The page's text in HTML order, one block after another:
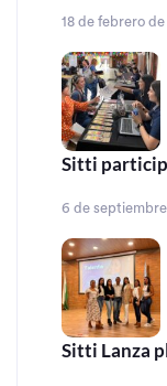
18 de febrero
Sitti
6 de
Sitti Lanza